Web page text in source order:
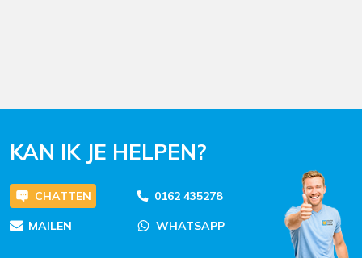
KAN IK JE HELPEN?
CHATTEN 0162 435278
MAILEN WHATSAPP